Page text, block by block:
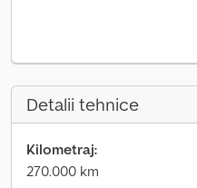
Detalii tehnice
Kilometraj:
270.000 km